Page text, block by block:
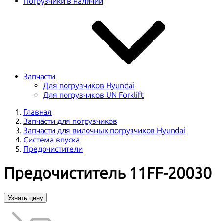
Запчасти
Для погрузчиков Hyundai
Для погрузчиков UN Forklift
Главная
Запчасти для погрузчиков
Запчасти для вилочных погрузчиков Hyundai
Система впуска
Предочистители
Предочиститель 11FF-20030
Узнать цену